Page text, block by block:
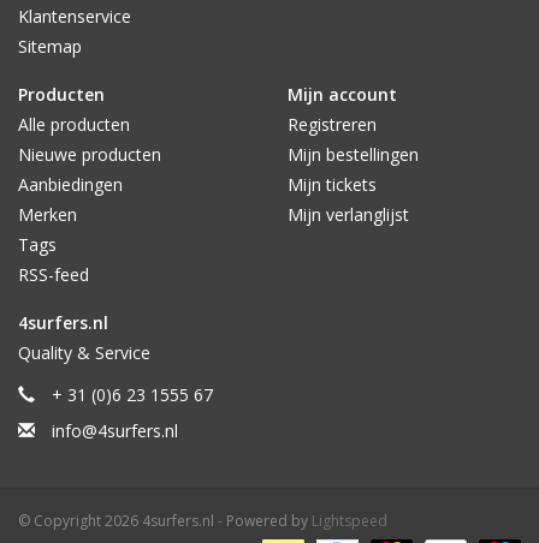
Klantenservice
Sitemap
Producten
Alle producten
Nieuwe producten
Aanbiedingen
Merken
Tags
RSS-feed
Mijn account
Registreren
Mijn bestellingen
Mijn tickets
Mijn verlanglijst
4surfers.nl
Quality & Service
+ 31 (0)6 23 1555 67
info@4surfers.nl
© Copyright 2026 4surfers.nl - Powered by Lightspeed